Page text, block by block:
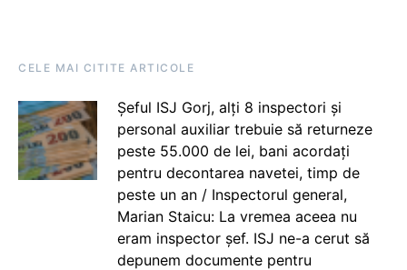
CELE MAI CITITE ARTICOLE
Șeful ISJ Gorj, alți 8 inspectori și
personal auxiliar trebuie să returneze
peste 55.000 de lei, bani acordați
pentru decontarea navetei, timp de
peste un an / Inspectorul general,
Marian Staicu: La vremea aceea nu
eram inspector șef. ISJ ne-a cerut să
depunem documente pentru